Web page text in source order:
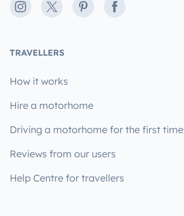
Instagram
X PinterestFacebook
TRAVELLERS
How it works
Hire a motorhome
Driving a motorhome for the first time
Reviews from our users
Help Centre for travellers